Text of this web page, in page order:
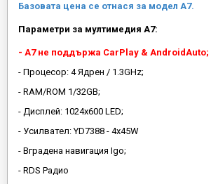
Базовата цена се отнася за модел А7.
Параметри за мултимедия A7:
- A7 не поддържа CarPlay & AndroidAuto;
- Процесор: 4 Ядрен / 1.3GHz;
- RAM/ROM 1/32GB;
- Дисплей: 1024х600 LED;
- Усилвател: YD7388 - 4x45W
- Вградена навигация Igo;
- RDS Радио